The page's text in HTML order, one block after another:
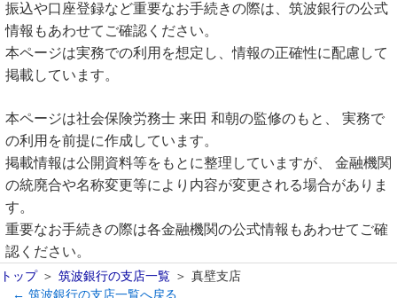
振込や口座登録など重要なお手続きの際は、筑波銀行の公式
情報もあわせてご確認ください。
本ページは実務での利用を想定し、情報の正確性に配慮して
掲載しています。
本ページは社会保険労務士 来田 和朝の監修のもと、 実務で
の利用を前提に作成しています。
掲載情報は公開資料等をもとに整理していますが、 金融機関
の統廃合や名称変更等により内容が変更される場合がありま
す。
重要なお手続きの際は各金融機関の公式情報もあわせてご確
認ください。
トップ 筑波銀行の支店一覧
真壁支店
← 筑波銀行の支店一覧へ戻る